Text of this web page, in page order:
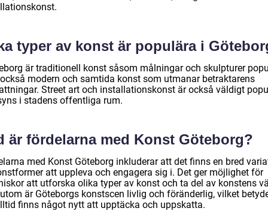
typer av konst är populära i
är traditionell konst såsom målningar och skulpturer
modern och samtida konst som utmanar betraktarens
Street art och installationskonst är också väldigt
i stadens offentliga rum.
är fördelarna med Konst Göteborg?
med Konst Göteborg inkluderar att det finns en bred
att uppleva och engagera sig i. Det ger möjlighet för
att utforska olika typer av konst och ta del av konstens
är Göteborgs konstscen livlig och föränderlig, vilket
finns något nytt att upptäcka och uppskatta.